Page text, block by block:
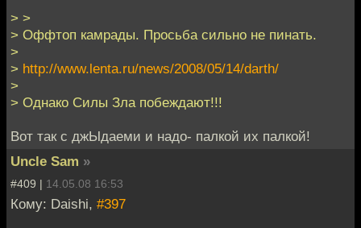
> >
> Оффтоп камрады. Просьба сильно не пинать.
>
> http://www.lenta.ru/news/2008/05/14/darth/
>
> Однако Силы Зла побеждают!!!
Вот так с джЫдаеми и надо- палкой их палкой!
Uncle Sam »
#409 | 14.05.08 16:53
Кому: Daishi, #397